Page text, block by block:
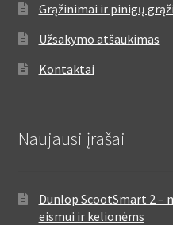
Grąžinimai ir pinigų
Užsakymo atšaukimas
Kontaktai
Naujausi įrašai
Dunlop ScootSmart 2
eismui ir kelionėms